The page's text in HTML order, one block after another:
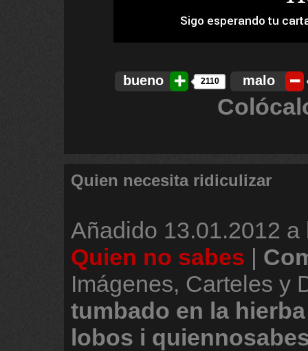
bueno 2110 malo
Quien necesita ridiculizar
Añadido 13.01.2012 a
Quien no sabes |
Imágenes, Carteles y
tumbado en la hierba
lobos i